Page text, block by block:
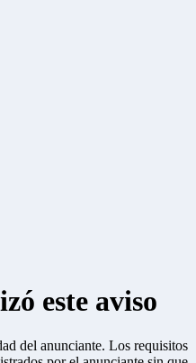
este aviso
del anunciante. Los requisitos